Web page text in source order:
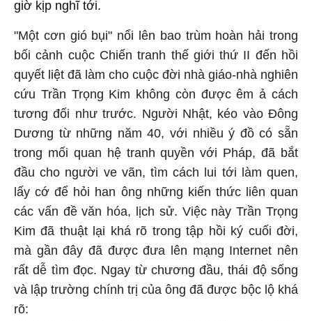
giờ kịp nghĩ tới.
"Một cơn gió bụi" nổi lên bao trùm hoàn hải trong
bối cảnh cuộc Chiến tranh thế giới thứ II đến hồi
quyết liệt đã làm cho cuộc đời nhà giáo-nhà nghiên
cứu Trần Trọng Kim không còn được êm ả cách
tương đối như trước. Người Nhật, kéo vào Đông
Dương từ những năm 40, với nhiều ý đồ có sẵn
trong mối quan hệ tranh quyền với Pháp, đã bắt
đầu cho người ve vãn, tìm cách lui tới làm quen,
lấy cớ để hỏi han ông những kiến thức liên quan
các vấn đề văn hóa, lịch sử. Việc này Trần Trọng
Kim đã thuật lại khá rõ trong tập hồi ký cuối đời,
mà gần đây đã được đưa lên mạng Internet nên
rất dễ tìm đọc. Ngay từ chương đầu, thái độ sống
và lập trường chính trị của ông đã được bộc lộ khá
rõ: